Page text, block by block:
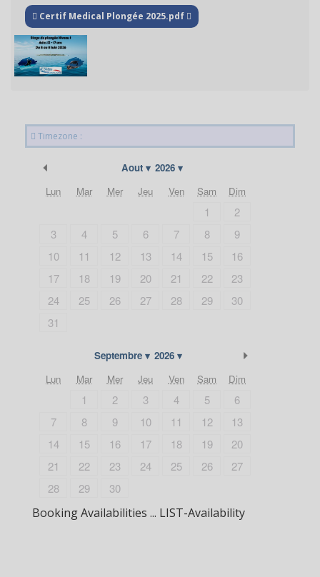
Certif Medical Plongée 2025.pdf
Timezone :
Aout 2026
Lun Mar Mer Jeu Ven Sam Dim
1
2
3
4 5 6 7 8
9
10
11 12 13 14 15
16
17
18 19 20 21 22
23
24
25 26 27 28 29
30
31
Septembre 2026
Lun Mar Mer Jeu Ven Sam Dim
1 2 3 4 5
6
7
8 9 10 11 12
13
14
15 16 17 18 19
20
21
22 23 24 25 26
27
28
29 30
Booking Availabilities ... LIST-Availability